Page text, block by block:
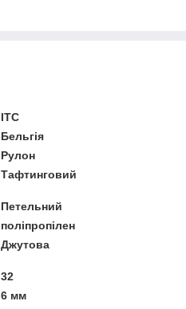
ITC
Бельгія
Рулон
Тафтинговий
Петельний
поліпропілен
Джутова
32
6 мм